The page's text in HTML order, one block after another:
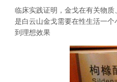
临床实践证明，金戈在有关物
是白云山金戈需要在性生活一
到理想效果